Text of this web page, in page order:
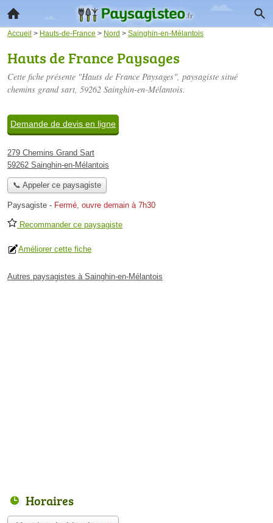
Accueil > Hauts-de-France > Nord > Sainghin-en-Mélantois
Hauts de France Paysages
Cette fiche présente "Hauts de France Paysages", paysagiste situé
chemins grand sart, 59262 Sainghin-en-Mélantois.
Demande de devis en ligne
279 Chemins Grand Sart
59262 Sainghin-en-Mélantois
📞 Appeler ce paysagiste
Paysagiste - Fermé, ouvre demain à 7h30
Recommander ce paysagiste
Améliorer cette fiche
Autres paysagistes à Sainghin-en-Mélantois
Horaires